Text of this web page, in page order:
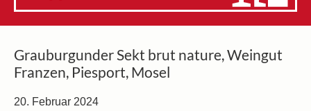
Grauburgunder Sekt brut nature, Weingut
Franzen, Piesport, Mosel
20. Februar 2024